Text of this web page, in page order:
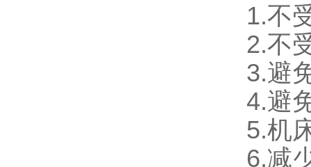
1.不
2.不
3.避
4.避
5.机
6.减